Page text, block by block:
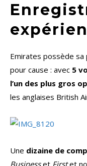
Emirates possède
pour cause : avec 5
l’un des plus gros
les anglaises British
Une dizaine de